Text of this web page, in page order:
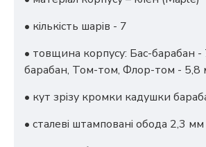
• кількість шарів - 7
• товщина корпусу: Бас-барабан
барабан, Том-том, Флор-том - 5,8
• кут зрізу кромки кадушки
• сталеві штамповані обода 2,3 мм